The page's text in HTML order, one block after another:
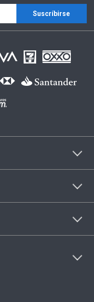
Suscríbirse